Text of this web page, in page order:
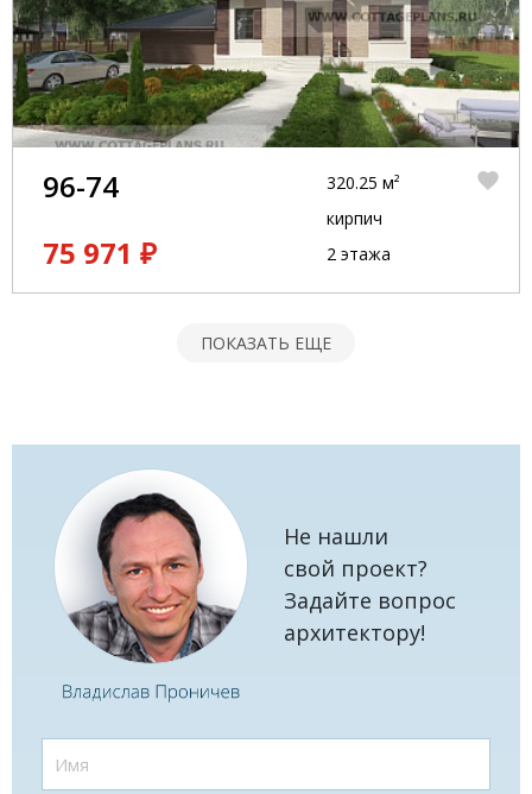
96-74
75 971 ₽
320.25 м²
кирпич
2 этажа
ПОКАЗАТЬ ЕЩЕ
Не нашли
свой проект?
Задайте вопрос
архитектору!